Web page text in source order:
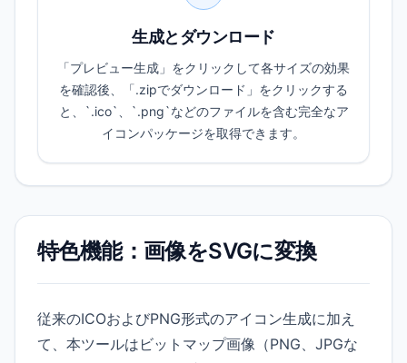
生成とダウンロード
「プレビュー生成」をクリックして各サイズの効果
を確認後、「.zipでダウンロード」をクリックする
と、`.ico`、`.png`などのファイルを含む完全なア
イコンパッケージを取得できます。
特色機能：画像をSVGに変換
従来のICOおよびPNG形式のアイコン生成に加え
て、本ツールはビットマップ画像（PNG、JPGな